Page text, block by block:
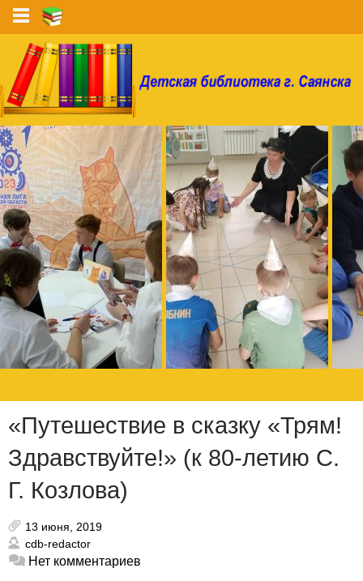
«Путешествие в сказку «Трям!
Здравствуйте!» (к 80-летию С.
Г. Козлова)
13 июня, 2019
cdb-redactor
Нет комментариев